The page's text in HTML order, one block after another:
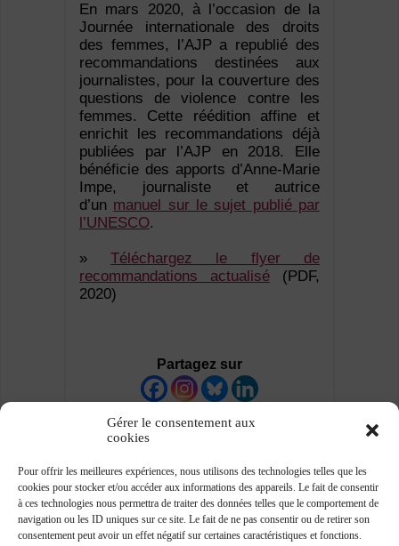
Gérer le consentement aux
cookies
Pour offrir les meilleures expériences, nous utilisons des technologies telles que les
cookies pour stocker et/ou accéder aux informations des appareils. Le fait de consentir
à ces technologies nous permettra de traiter des données telles que le comportement de
navigation ou les ID uniques sur ce site. Le fait de ne pas consentir ou de retirer son
consentement peut avoir un effet négatif sur certaines caractéristiques et fonctions.
En mars 2020, à l’occasion de la
Journée internationale des droits
des femmes, l’AJP a republié des
recommandations destinées aux
journalistes, pour la couverture des
questions de violence contre les
femmes. Cette réédition affine et
enrichit les recommandations déjà
publiées par l’AJP en 2018. Elle
bénéficie des apports d’Anne-Marie
Impe, journaliste et autrice
d’un manuel sur le sujet publié par
l’UNESCO.
»Téléchargez le flyer de
recommandations actualisé(PDF,
2020)
Partagez sur